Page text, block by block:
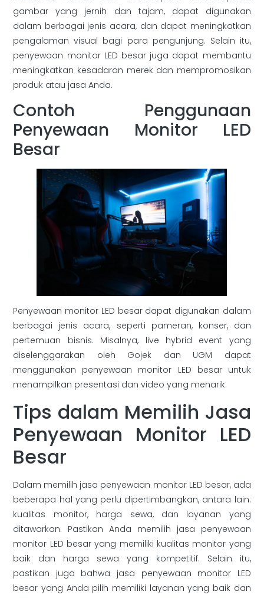
gambar yang jernih dan tajam, dapat digunakan
dalam berbagai jenis acara, dan dapat meningkatkan
pengalaman visual bagi para pengunjung. Selain itu,
penyewaan monitor LED besar juga dapat membantu
meningkatkan kesadaran merek dan mempromosikan
produk atau jasa Anda.
Contoh Penggunaan
Penyewaan Monitor LED
Besar
Penyewaan monitor LED besar dapat digunakan dalam
berbagai jenis acara, seperti pameran, konser, dan
pertemuan bisnis. Misalnya, live hybrid event yang
diselenggarakan oleh Gojek dan UGM dapat
menggunakan penyewaan monitor LED besar untuk
menampilkan presentasi dan video yang menarik.
Tips dalam Memilih Jasa
Penyewaan Monitor LED
Besar
Dalam memilih jasa penyewaan monitor LED besar, ada
beberapa hal yang perlu dipertimbangkan, antara lain:
kualitas monitor, harga sewa, dan layanan yang
ditawarkan. Pastikan Anda memilih jasa penyewaan
monitor LED besar yang memiliki kualitas monitor yang
baik dan harga sewa yang kompetitif. Selain itu,
pastikan juga bahwa jasa penyewaan monitor LED
besar yang Anda pilih memiliki layanan yang baik dan